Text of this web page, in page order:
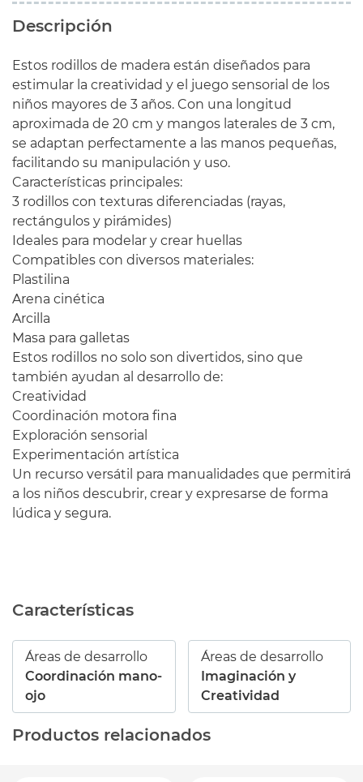
Descripción
Estos rodillos de madera están diseñados para
estimular la creatividad y el juego sensorial de los
niños mayores de 3 años. Con una longitud
aproximada de 20 cm y mangos laterales de 3 cm,
se adaptan perfectamente a las manos pequeñas,
facilitando su manipulación y uso.
Características principales:
3 rodillos con texturas diferenciadas (rayas,
rectángulos y pirámides)
Ideales para modelar y crear huellas
Compatibles con diversos materiales:
Plastilina
Arena cinética
Arcilla
Masa para galletas
Estos rodillos no solo son divertidos, sino que
también ayudan al desarrollo de:
Creatividad
Coordinación motora fina
Exploración sensorial
Experimentación artística
Un recurso versátil para manualidades que permitirá
a los niños descubrir, crear y expresarse de forma
lúdica y segura.
Características
Áreas de desarrollo
Coordinación mano-
ojo
Áreas de desarrollo
Imaginación y
Creatividad
Productos relacionados